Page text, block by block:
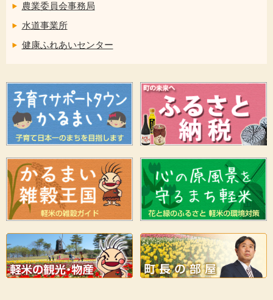
農業委員会事務局
水道事業所
健康ふれあいセンター